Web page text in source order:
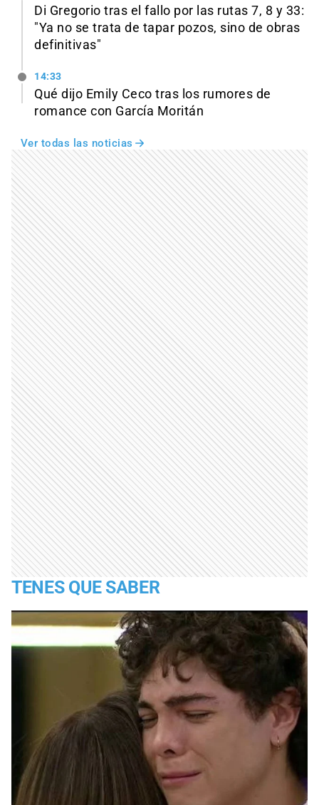
Di Gregorio tras el fallo por las rutas 7, 8 y 33:
"Ya no se trata de tapar pozos, sino de obras
definitivas"
14:33
Qué dijo Emily Ceco tras los rumores de
romance con García Moritán
Ver todas las noticias
TENES QUE SABER